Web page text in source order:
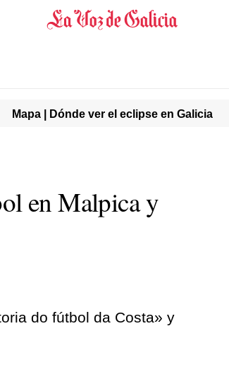
Mapa | Dónde ver el eclipse en Galicia
en Malpica y
do fútbol da Costa» y